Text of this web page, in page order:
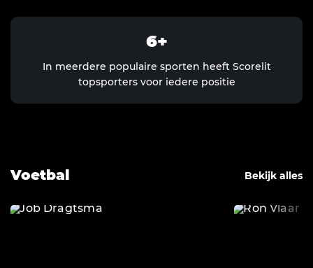
6
In meerdere populaire sporten heeft Scorelit
topsporters voor iedere positie
Voetbal Bekijk alles